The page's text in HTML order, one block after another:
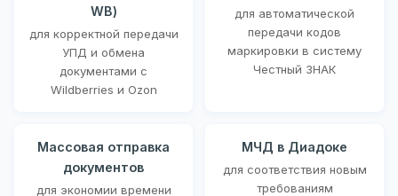
WB)
для корректной передачи
УПД и обмена
документами с
Wildberries и Ozon
для автоматической
передачи кодов
маркировки в систему
Честный ЗНАК
Массовая отправка
документов
для экономии времени
МЧД в Диадоке
для соответствия новым
требованиям